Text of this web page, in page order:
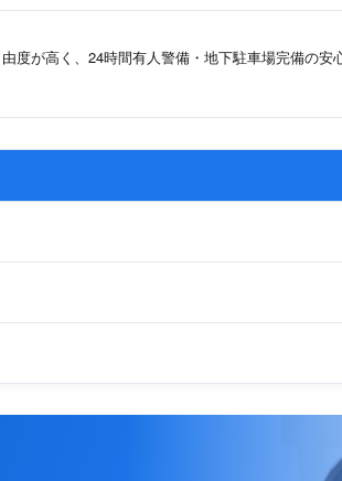
が高く、24時間有人警備・地下駐車場完備の安